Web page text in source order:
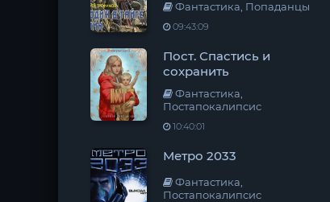
Фантастика, Попаданцы
09:43:09
Пост. Спастись и
сохранить
Фантастика,
Постапокалипсис
10:40:01
Метро 2033
Фантастика,
Постапокалипсис